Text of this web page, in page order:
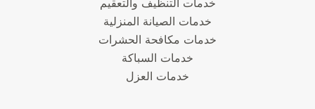
خدمات التنظيف والتعقيم
خدمات الصيانة المنزلية
خدمات مكافحة الحشرات
خدمات السباكة
خدمات العزل